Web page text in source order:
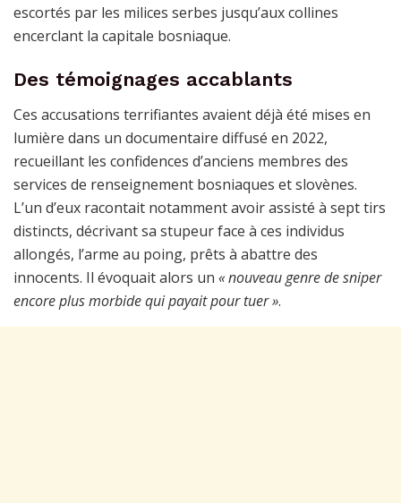
escortés par les milices serbes jusqu’aux collines
encerclant la capitale bosniaque.
Des témoignages accablants
Ces accusations terrifiantes avaient déjà été mises en
lumière dans un documentaire diffusé en 2022,
recueillant les confidences d’anciens membres des
services de renseignement bosniaques et slovènes.
L’un d’eux racontait notamment avoir assisté à sept tirs
distincts, décrivant sa stupeur face à ces individus
allongés, l’arme au poing, prêts à abattre des
innocents. Il évoquait alors un « nouveau genre de sniper
encore plus morbide qui payait pour tuer ».